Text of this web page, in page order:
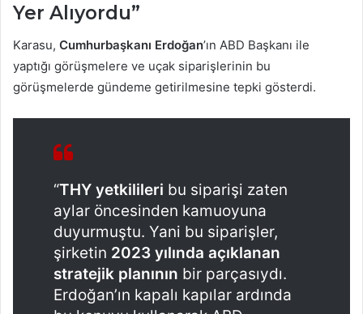
Yer Alıyordu”
Karasu, Cumhurbaşkanı Erdoğan’ın ABD Başkanı ile
yaptığı görüşmelere ve uçak siparişlerinin bu
görüşmelerde gündeme getirilmesine tepki gösterdi.
“THY yetkilileri bu siparişi zaten
aylar öncesinden kamuoyuna
duyurmuştu. Yani bu siparişler,
şirketin 2023 yılında açıklanan
stratejik planının bir parçasıydı.
Erdoğan’ın kapalı kapılar ardında